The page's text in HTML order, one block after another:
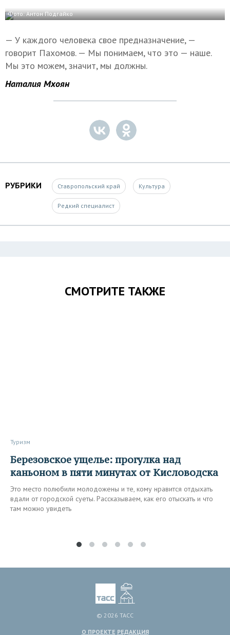
Фото: Антон Подгайко
— У каждого человека свое предназначение, —
говорит Пахомов. — Мы понимаем, что это — наше.
Мы это можем, значит, мы должны.
Наталия Мхоян
РУБРИКИ Ставропольский край Культура
Редкий специалист
СМОТРИТЕ ТАКЖЕ
Туризм
Березовское ущелье: прогулка над
каньоном в пяти минутах от Кисловодска
Это место полюбили молодожены и те, кому нравится отдыхать
вдали от городской суеты. Рассказываем, как его отыскать и что
там можно увидеть
© 2026 ТАСС
О ПРОЕКТЕ РЕДАКЦИЯ